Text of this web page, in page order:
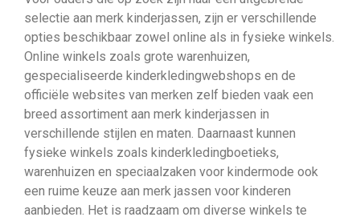
selectie aan merk kinderjassen, zijn er verschillende
opties beschikbaar zowel online als in fysieke winkels.
Online winkels zoals grote warenhuizen,
gespecialiseerde kinderkledingwebshops en de
officiële websites van merken zelf bieden vaak een
breed assortiment aan merk kinderjassen in
verschillende stijlen en maten. Daarnaast kunnen
fysieke winkels zoals kinderkledingboetieks,
warenhuizen en speciaalzaken voor kindermode ook
een ruime keuze aan merk jassen voor kinderen
aanbieden. Het is raadzaam om diverse winkels te